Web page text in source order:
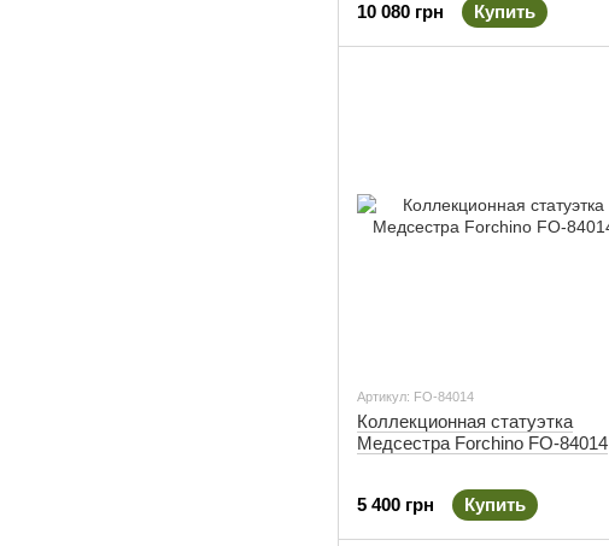
10 080 грн Купить
Артикул: FO-84014
Коллекционная статуэтка
Медсестра Forchino FO-84014
5 400 грн Купить